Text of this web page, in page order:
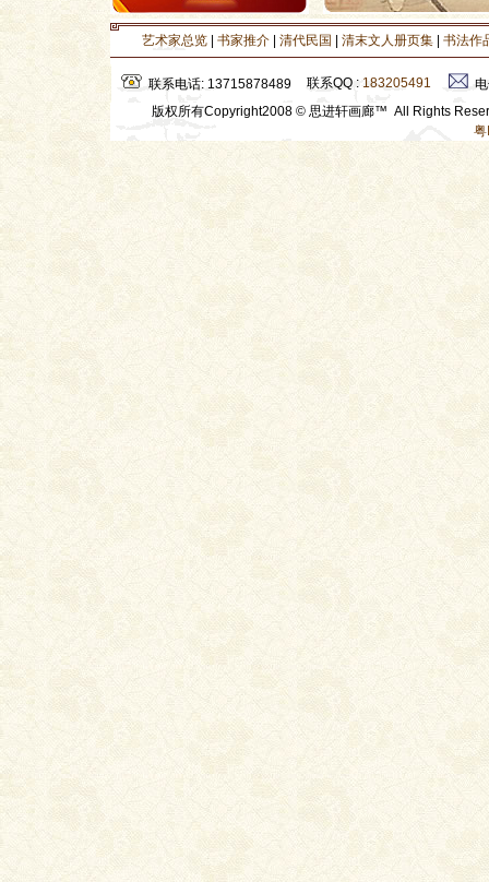
艺术家总览 书家推介 清代民国 清末文人册页集 书法作
联系电话: 13715878489 联系QQ : 183205491
版权所有Copyright2008 © 思进轩画廊™ All Rights